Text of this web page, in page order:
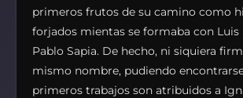
primeros frutos de su camino como
forjados mientas se formaba con Luis
Pablo Sapia. De hecho, ni siquiera
mismo nombre, pudiendo
primeros trabajos son atribuidos a